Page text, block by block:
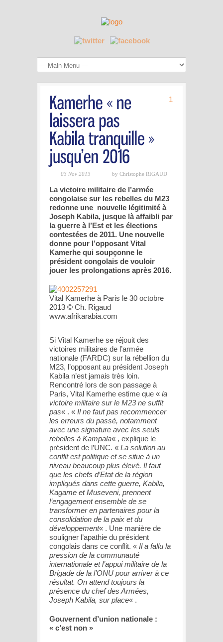
1
03 Nov 2013 by Christophe RIGAUD
La victoire militaire de l’armée
congolaise sur les rebelles du M23
redonne une nouvelle légitimité à
Joseph Kabila, jusque là affaibli par
la guerre à l’Est et les élections
contestées de 2011. Une nouvelle
donne pour l’opposant Vital
Kamerhe qui soupçonne le
président congolais de vouloir
jouer les prolongations après 2016.
Vital Kamerhe à Paris le 30 octobre
2013 © Ch. Rigaud
www.afrikarabia.com
Si Vital Kamerhe se réjouit des
victoires militaires de l’armée
nationale (FARDC) sur la rébellion du
M23, l’opposant au président Joseph
Kabila n’est jamais très loin.
Rencontré lors de son passage à
Paris, Vital Kamerhe estime que « la
victoire militaire sur le M23 ne suffit
pas« . « Il ne faut pas recommencer
les erreurs du passé, notamment
avec une signature avec les seuls
rebelles à Kampala« , explique le
président de l’UNC. « La solution au
conflit est politique et se situe à un
niveau beaucoup plus élevé. Il faut
que les chefs d’Etat de la région
impliqués dans cette guerre, Kabila,
Kagame et Museveni, prennent
l’engagement ensemble de se
transformer en partenaires pour la
consolidation de la paix et du
développement« . Une manière de
souligner l’apathie du président
congolais dans ce conflit. « Il a fallu la
pression de la communauté
internationale et l’appui militaire de la
Brigade de la l’ONU pour arriver à ce
résultat. On attend toujours la
présence du chef des Armées,
Joseph Kabila, sur place« .
Gouvernent d’union nationale :
« c’est non »